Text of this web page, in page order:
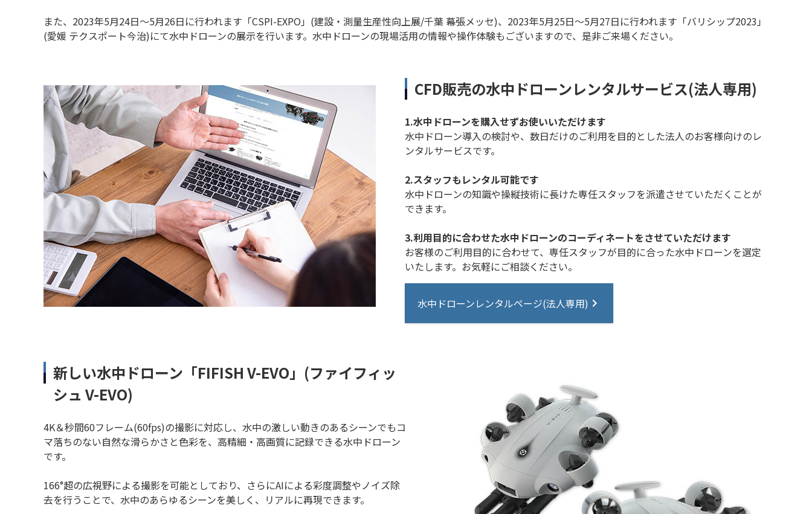
また、2023年5月24日～5月26日に行われます「CSPI-EXPO」(建設・測量生産性向上展/千葉 幕張メッセ)、2023年5月25日～5月27日に行われます「バリシップ2023」
(愛媛 テクスポート今治)にて水中ドローンの展示を行います。水中ドローンの現場活用の情報や操作体験もございますので、是非ご来場ください。
CFD販売の水中ドローンレンタルサービス(法人専用)
1.水中ドローンを購入せずお使いいただけます
水中ドローン導入の検討や、数日だけのご利用を目的とした法人のお客様向けのレ
ンタルサービスです。
2.スタッフもレンタル可能です
水中ドローンの知識や操縦技術に長けた専任スタッフを派遣させていただくことが
できます。
3.利用目的に合わせた水中ドローンのコーディネートをさせていただけます
お客様のご利用目的に合わせて、専任スタッフが目的に合った水中ドローンを選定
いたします。お気軽にご相談ください。
水中ドローンレンタルページ(法人専用)
新しい水中ドローン「FIFISH V-EVO」(ファイフィッ
シュ V-EVO)
4K＆秒間60フレーム(60fps)の撮影に対応し、水中の激しい動きのあるシーンでもコ
マ落ちのない自然な滑らかさと色彩を、高精細・高画質に記録できる水中ドローン
です。
166°超の広視野による撮影を可能としており、さらにAIによる彩度調整やノイズ除
去を行うことで、水中のあらゆるシーンを美しく、リアルに再現できます。